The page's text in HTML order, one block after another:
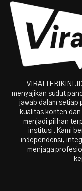
menyajikan sudut
jawab dalam setiap
kualitas konten dan
menjadi pilihan
institusi. Kami
independensi,
menjaga